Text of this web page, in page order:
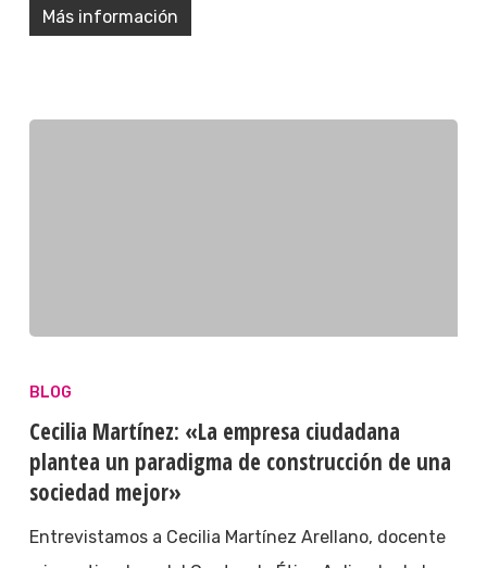
Más información
BLOG
Cecilia Martínez: «La empresa ciudadana
plantea un paradigma de construcción de una
sociedad mejor»
Entrevistamos a Cecilia Martínez Arellano, docente